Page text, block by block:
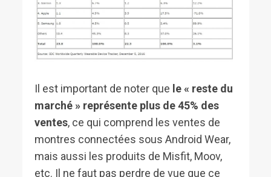
Il est important de noter que le « reste du
marché » représente plus de 45% des
ventes, ce qui comprend les ventes de
montres connectées sous Android Wear,
mais aussi les produits de Misfit, Moov,
etc. Il ne faut pas perdre de vue que ce